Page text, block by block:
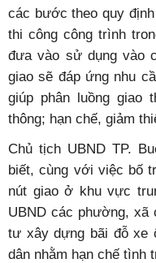
các bước theo quy
thi công công trình
đưa vào sử dụng vào
giao sẽ đáp ứng nhu
giúp phân luồng giao
thông; hạn chế, giảm
Chủ tịch UBND TP.
biết, cùng với việc bố
nút giao ở khu vực
UBND các phường, xã
tư xây dựng bãi đỗ xe
dân nhằm hạn chế tình